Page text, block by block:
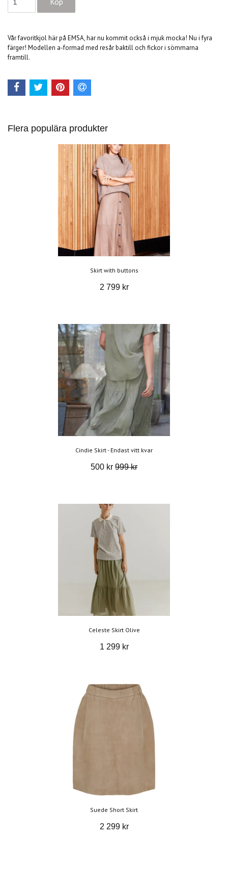
Vår favoritkjol här på EMSA, har nu kommit också i mjuk mocka! Nu i fyra
färger! Modellen a-formad med resår baktill och fickor i sömmarna
framtill.
Flera populära produkter
Skirt with buttons
2 799 kr
Cindie Skirt - Endast vitt kvar
500 kr 999 kr
Celeste Skirt Olive
1 299 kr
Suede Short Skirt
2 299 kr